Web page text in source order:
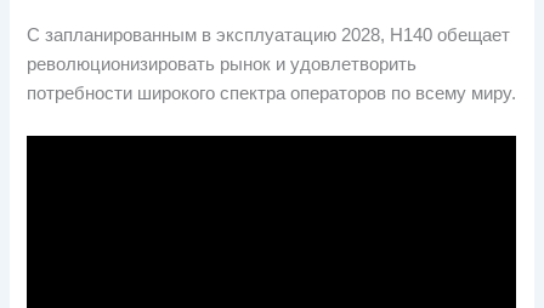
С запланированным в эксплуатацию 2028, H140 обещает
революционизировать рынок и удовлетворить
потребности широкого спектра операторов по всему миру.